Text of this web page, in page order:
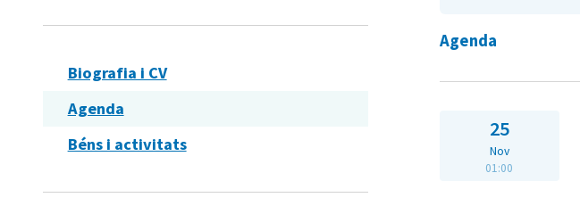
Biografia i CV
Agenda
Béns i activitats
Agenda
25
Nov
01:00